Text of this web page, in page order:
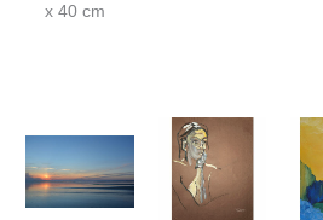
x 40 cm
prix :
105€
à